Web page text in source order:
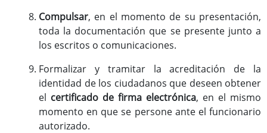
Compulsar, en el momento de su presentación,
toda la documentación que se presente junto a
los escritos o comunicaciones.
Formalizar y tramitar la acreditación de la
identidad de los ciudadanos que deseen obtener
el certificado de firma electrónica, en el mismo
momento en que se persone ante el funcionario
autorizado.